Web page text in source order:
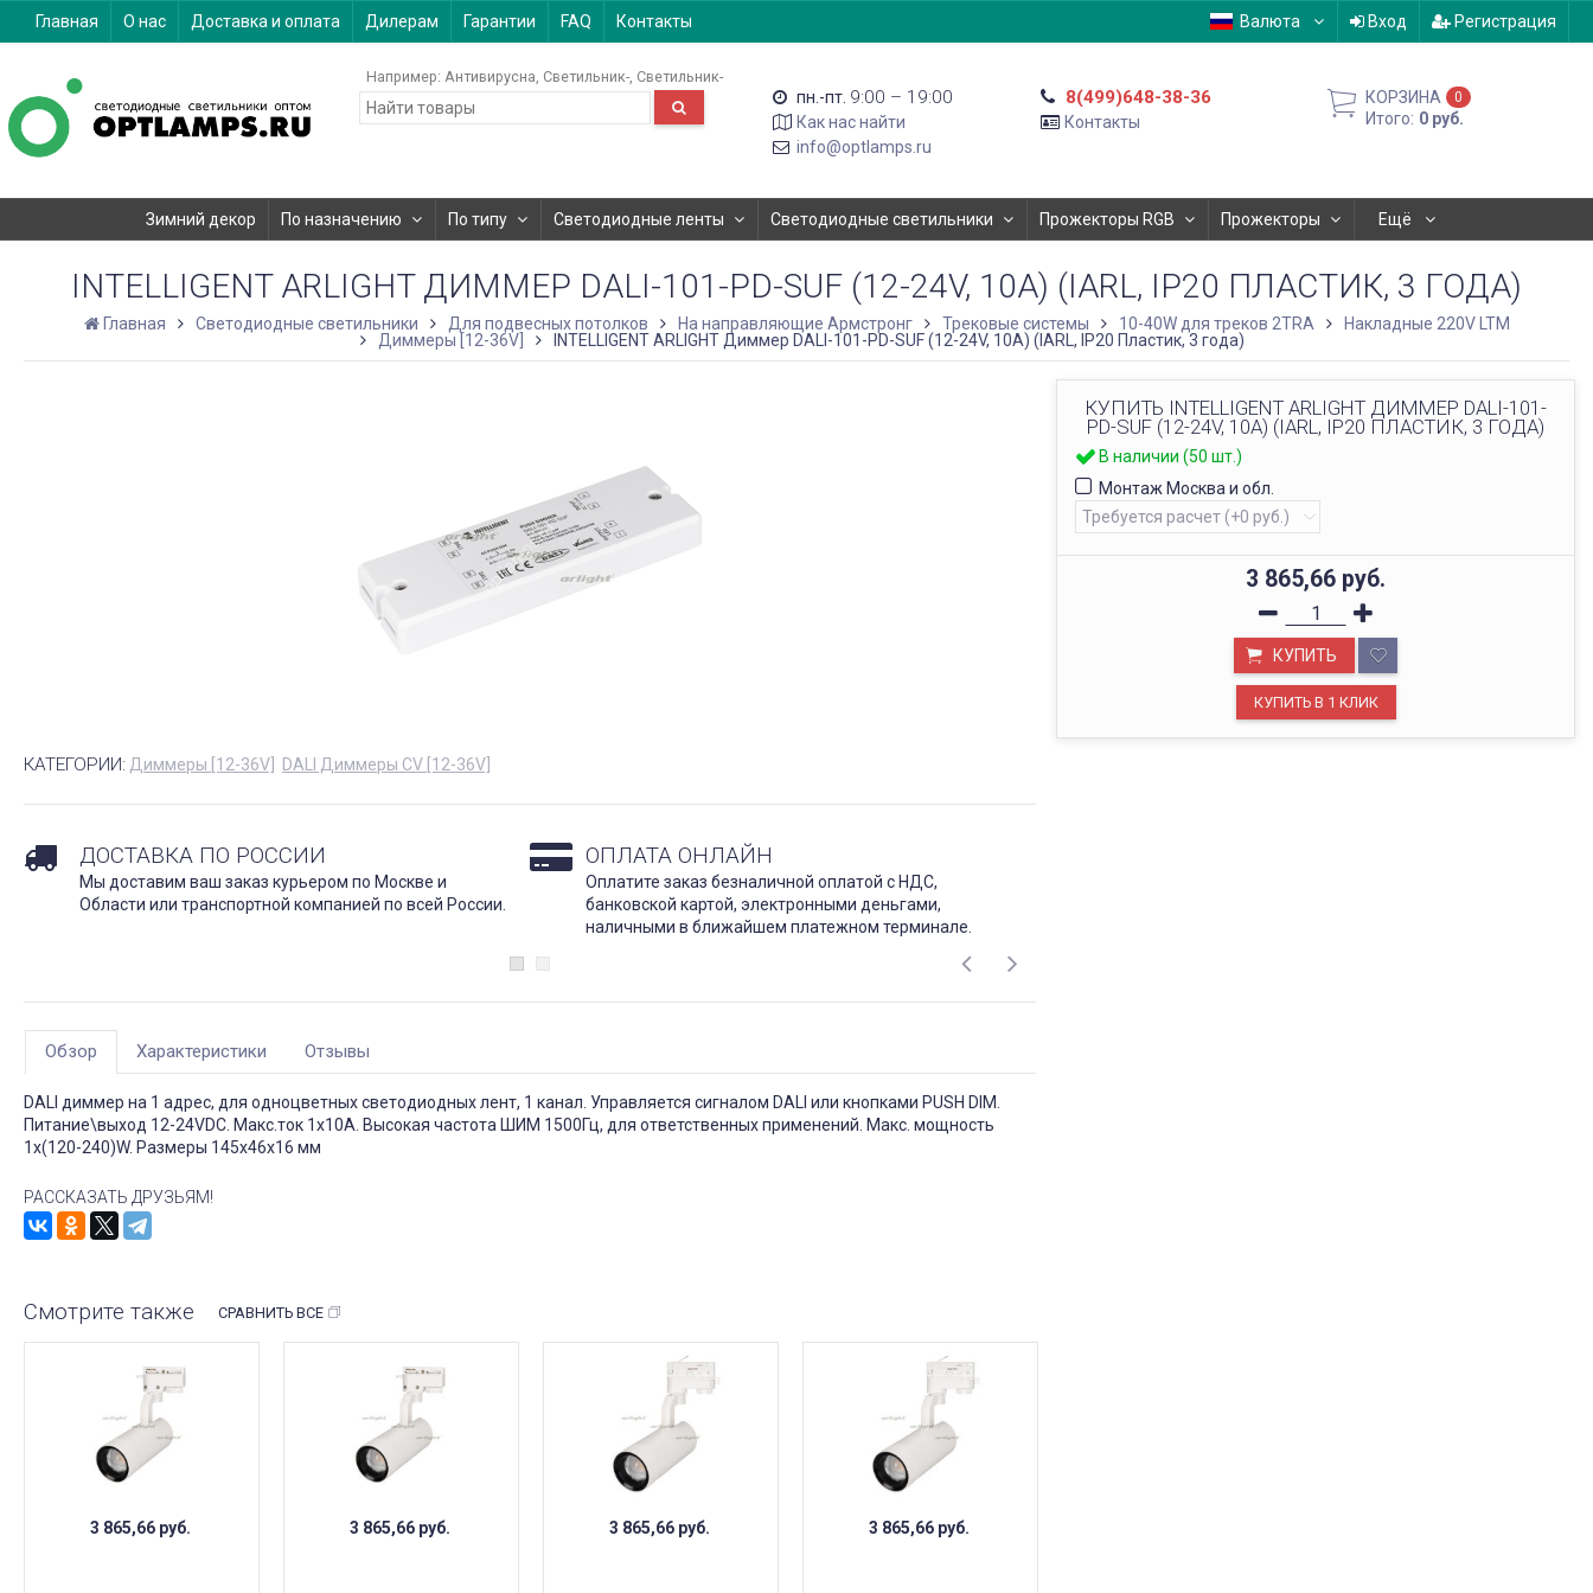
Главная О нас Доставка и оплата Дилерам Гарантии FAQ Контакты Валюта Вход Регистрация
Например: Антивирусна Светильник- Светильник-
пн.-пт. 9:00 – 19:00
Как нас найти
info@optlamps.ru
8(499)648-38-36
Контакты
КОРЗИНА 0
Итого: 0 руб.
Зимний декор По назначению По типу Светодиодные ленты Светодиодные светильники Прожекторы RGB Прожекторы Ещё
INTELLIGENT ARLIGHT ДИММЕР DALI-101-PD-SUF (12-24V, 10A) (IARL, IP20 ПЛАСТИК, 3 ГОДА)
Главная Светодиодные светильники Для подвесных потолков На направляющие Армстронг Трековые системы 10-40W для треков 2TRA
Накладные 220V LTM
Диммеры [12-36V]
INTELLIGENT ARLIGHT Диммер DALI-101-PD-SUF (12-24V, 10A) (IARL, IP20 Пластик, 3 года)
КУПИТЬ INTELLIGENT ARLIGHT ДИММЕР DALI-101-
PD-SUF (12-24V, 10A) (IARL, IP20 ПЛАСТИК, 3 ГОДА)
В наличии (50 шт.)
Монтаж Москва и обл.
3 865,66 руб.
КУПИТЬ
КАТЕГОРИИ: Диммеры [12-36V] DALI Диммеры CV [12-36V]
ДОСТАВКА ПО РОССИИ
Мы доставим ваш заказ курьером по Москве и
Области или транспортной компанией по всей России.
ОПЛАТА ОНЛАЙН
Оплатите заказ безналичной оплатой с НДС,
банковской картой, электронными деньгами,
наличными в ближайшем платежном терминале.
Обзор Характеристики Отзывы
DALI диммер на 1 адрес, для одноцветных светодиодных лент, 1 канал. Управляется сигналом DALI или кнопками PUSH DIM.
Питание\выход 12-24VDC. Макс.ток 1x10A. Высокая частота ШИМ 1500Гц, для ответственных применений. Макс. мощность
1x(120-240)W. Размеры 145x46x16 мм
РАССКАЗАТЬ ДРУЗЬЯМ!
Смотрите также СРАВНИТЬ ВСЕ
3 865,66 руб. 3 865,66 руб. 3 865,66 руб. 3 865,66 руб.